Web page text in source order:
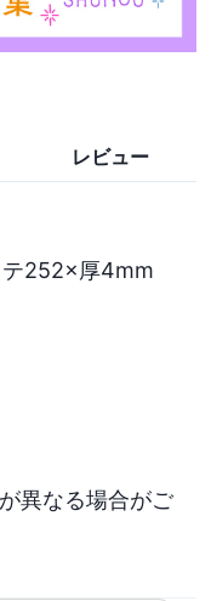
レビュー
252×厚4mm
異なる場合がご